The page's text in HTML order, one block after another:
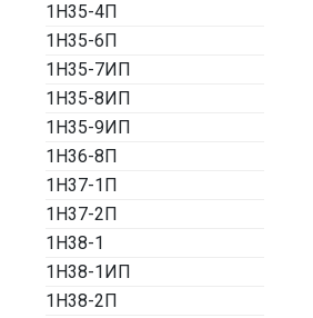
1Н35-4П
1Н35-6П
1Н35-7ИП
1Н35-8ИП
1Н35-9ИП
1Н36-8П
1Н37-1П
1Н37-2П
1Н38-1
1Н38-1ИП
1Н38-2П